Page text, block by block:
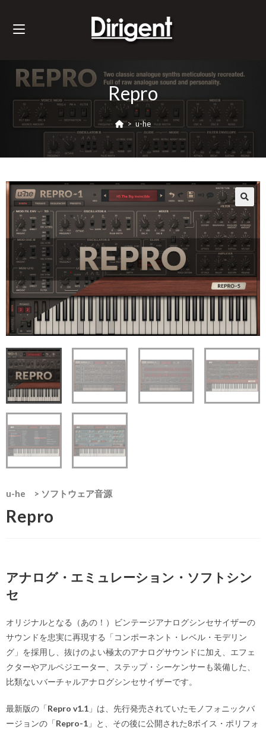
Repro
> u-he
u-he > ソフトウェア音源
Repro
アナログ・エミュレーション・ソフトシン
セ
オリジナルとなる（あの！）ビンテージアナログシンセサイザーの
サウンドを忠実に再現する「コンポーネント・レベル・モデリン
グ」を採用し、抜けのよい極太のアナログサウンドに加え、エフェ
クターやアルペジエーター、ステップ・シーケンサーも装備した、
比類ないバーチャルアナログシンセサイザーです。
最新版の「Repro v1.1 」は、先行発売されていたモノフォニックバ
ージョンの「Repro-1 」と、その後に公開された8ボイス・ポリフォ